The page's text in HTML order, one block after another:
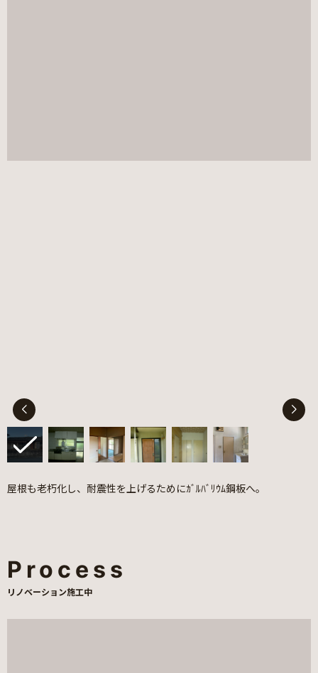
屋根も老朽化し、耐震性を上げるためにｶﾞﾙﾊﾞﾘｳﾑ鋼板へ。
Process
リノベーション施工中